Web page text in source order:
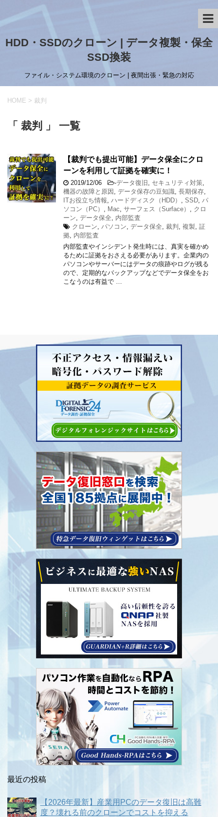
HDD・SSDのクローン | データ複製・保全
SSD換装
ファイル・システム環境のクローン | 夜間出張・緊急の対応
HOME > 裁判
「 裁判 」 一覧
【裁判でも提出可能】データ保全にクロ
ーンを利用して証拠を確実に！
2019/12/06 -データ復旧 セキュリティ対策
機器の故障と原因 データ保存の豆知識 長期保存
ITお役立ち情報 ハードディスク（HDD） SSD パ
ソコン（PC）
Mac サーフェス（Surface）
クロ
ーン データ保全
内部監査
クローン
パソコン データ保全 裁判 複製 証
拠 内部監査
内部監査やインシデント発生時には、真実を確かめ
るために証拠をおさえる必要があります。企業内の
パソコンやサーバーにはデータの痕跡やログが残る
ので、定期的なバックアップなどでデータ保全をお
こなうのは有益で …
最近の投稿
【2026年最新】産業用PCのデータ復旧は高難
度？壊れる前のクローンでコストを抑える